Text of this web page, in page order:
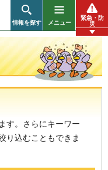
情報を探す メニュー
緊急・防
災
す。さらにキーワー
り込むこともできま